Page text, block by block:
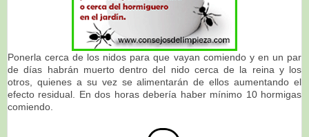
Ponerla cerca de los nidos para que vayan comiendo y en un par
de días habrán muerto dentro del nido cerca de la reina y los
otros, quienes a su vez se alimentarán de ellos aumentando el
efecto residual. En dos horas debería haber mínimo 10 hormigas
comiendo.